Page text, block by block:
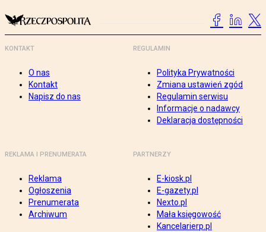
KONTAKT
O nas
Kontakt
Napisz do nas
REGULAMIN
Polityka Prywatności
Zmiana ustawień zgód
Regulamin serwisu
Informacje o nadawcy
Deklaracja dostępności
REKLAMA I PRENUMERATA
Reklama
Ogłoszenia
Prenumerata
Archiwum
PARTNERZY
E-kiosk.pl
E-gazety.pl
Nexto.pl
Mała księgowość
Kancelarierp.pl